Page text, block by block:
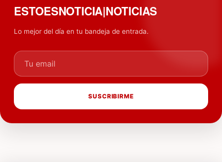
ESTOESNOTICIA|NOTICIAS
Lo mejor del día en tu bandeja de entrada.
Tu email
SUSCRIBIRME